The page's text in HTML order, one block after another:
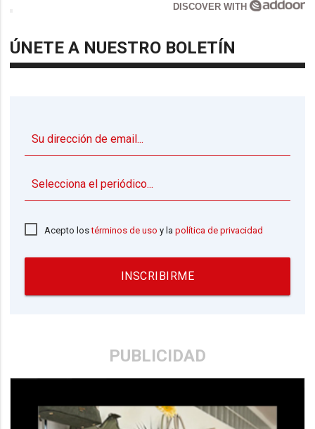
DISCOVER WITH
ÚNETE A NUESTRO BOLETÍN
Acepto lostérminos de uso y lapolítica de privacidad
INSCRIBIRME
PUBLICIDAD